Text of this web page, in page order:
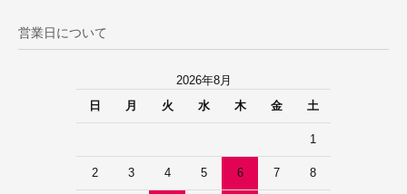
営業日について
2026年8月
日
月 火 水 木 金 土
1
2 3 4 5 6 7 8